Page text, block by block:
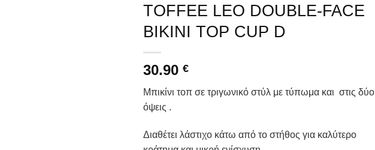
TOFFEE LEO DOUBLE-FACE
BIKINI TOP CUP D
30.90 €
Μπικίνι τοπ σε τριγωνικό στύλ με τύπωμα και στις δύο
όψεις .
Διαθέτει λάστιχο κάτω από το στήθος για καλύτερο